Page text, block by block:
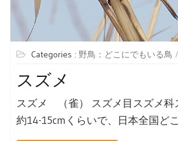
Categories : 野鳥：どこにでもいる鳥
スズメ
スズメ （雀） スズメ目スズメ科
約14-15cmくらいで、日本全国ど